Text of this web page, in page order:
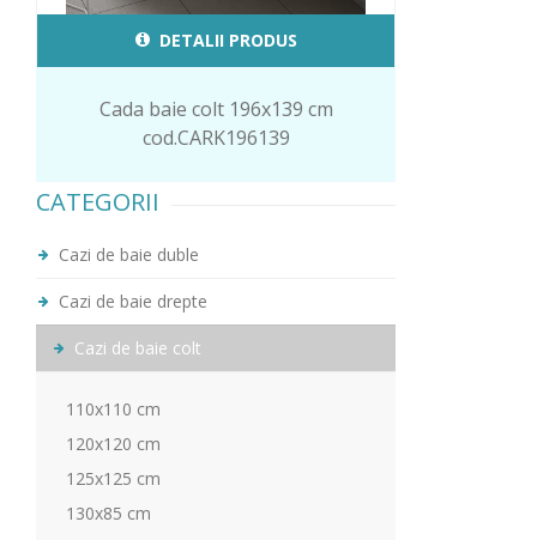
DETALII PRODUS
Cada baie colt 196x139 cm
cod.CARK196139
CATEGORII
Cazi de baie duble
Cazi de baie drepte
Cazi de baie colt
110x110 cm
120x120 cm
125x125 cm
130x85 cm